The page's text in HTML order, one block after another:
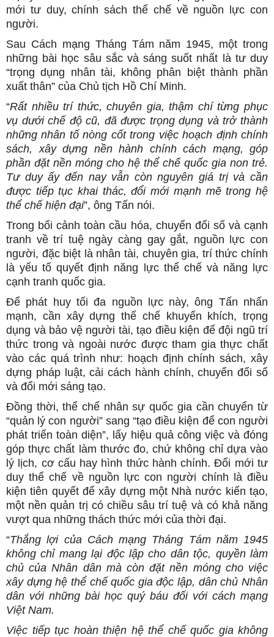
mới tư duy, chính sách thể chế về nguồn lực con
người.
Sau Cách mạng Tháng Tám năm 1945, một trong
những bài học sâu sắc và sáng suốt nhất là tư duy
“trọng dụng nhân tài, không phân biệt thành phần
xuất thân” của Chủ tịch Hồ Chí Minh.
“Rất nhiều trí thức, chuyên gia, thậm chí từng phục
vụ dưới chế độ cũ, đã được trọng dụng và trở thành
những nhân tố nòng cốt trong việc hoạch định chính
sách, xây dựng nền hành chính cách mạng, góp
phần đặt nền móng cho hệ thể chế quốc gia non trẻ.
Tư duy ấy đến nay vẫn còn nguyên giá trị và cần
được tiếp tục khai thác, đổi mới mạnh mẽ trong hệ
thể chế hiện đại”, ông Tấn nói.
Trong bối cảnh toàn cầu hóa, chuyển đổi số và cạnh
tranh về trí tuệ ngày càng gay gắt, nguồn lực con
người, đặc biệt là nhân tài, chuyên gia, trí thức chính
là yếu tố quyết định năng lực thể chế và năng lực
cạnh tranh quốc gia.
Để phát huy tối đa nguồn lực này, ông Tấn nhấn
mạnh, cần xây dựng thể chế khuyến khích, trọng
dụng và bảo vệ người tài, tạo điều kiện để đội ngũ trí
thức trong và ngoài nước được tham gia thực chất
vào các quá trình như: hoạch định chính sách, xây
dựng pháp luật, cải cách hành chính, chuyển đổi số
và đổi mới sáng tạo.
Đồng thời, thể chế nhân sự quốc gia cần chuyển từ
“quản lý con người” sang “tạo điều kiện để con người
phát triển toàn diện”, lấy hiệu quả công việc và đóng
góp thực chất làm thước đo, chứ không chỉ dựa vào
lý lịch, cơ cấu hay hình thức hành chính. Đổi mới tư
duy thể chế về nguồn lực con người chính là điều
kiện tiên quyết để xây dựng một Nhà nước kiến tạo,
một nền quản trị có chiều sâu trí tuệ và có khả năng
vượt qua những thách thức mới của thời đại.
“Thắng lợi của Cách mạng Tháng Tám năm 1945
không chỉ mang lại độc lập cho dân tộc, quyền làm
chủ của Nhân dân mà còn đặt nền móng cho việc
xây dựng hệ thể chế quốc gia độc lập, dân chủ Nhân
dân với những bài học quý báu đối với cách mạng
Việt Nam.
Việc tiếp tục hoàn thiện hệ thể chế quốc gia không